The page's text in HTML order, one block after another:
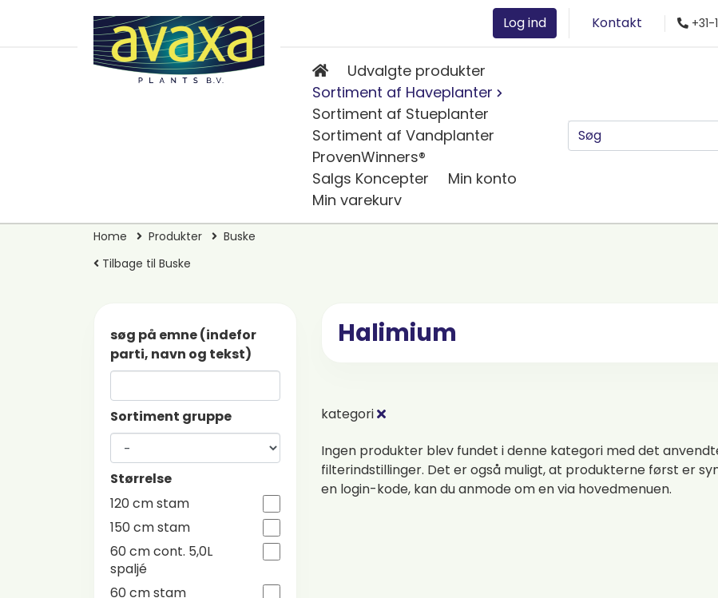
Log ind Kontakt
Udvalgte produkter
Sortiment af Haveplanter
Sortiment af Stueplanter
Sortiment af Vandplanter
ProvenWinners®
Salgs Koncepter
Min konto
Min varekurv
Home Produkter
Buske
Tilbage til Buske
søg på emne (indefor
parti, navn og tekst)
Sortiment gruppe
Størrelse
120 cm stam
150 cm stam
60 cm cont. 5,0L
spaljé
60 cm stam
Halimium
kategori
Ingen produkter blev fundet i denne kategori med det
filterindstillinger. Det er også muligt, at produkterne først er
en login-kode, kan du anmode om en via hovedmenuen.